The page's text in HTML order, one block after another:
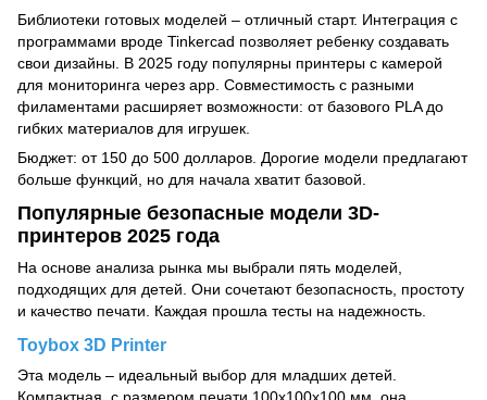
Библиотеки готовых моделей – отличный старт. Интеграция с
программами вроде Tinkercad позволяет ребенку создавать
свои дизайны. В 2025 году популярны принтеры с камерой
для мониторинга через app. Совместимость с разными
филаментами расширяет возможности: от базового PLA до
гибких материалов для игрушек.
Бюджет: от 150 до 500 долларов. Дорогие модели предлагают
больше функций, но для начала хватит базовой.
Популярные безопасные модели 3D-
принтеров 2025 года
На основе анализа рынка мы выбрали пять моделей,
подходящих для детей. Они сочетают безопасность, простоту
и качество печати. Каждая прошла тесты на надежность.
Toybox 3D Printer
Эта модель – идеальный выбор для младших детей.